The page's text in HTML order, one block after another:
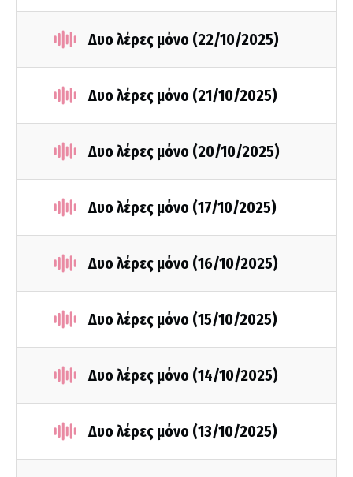
Δυο λέρες μόνο (22/10/2025)
Δυο λέρες μόνο (21/10/2025)
Δυο λέρες μόνο (20/10/2025)
Δυο λέρες μόνο (17/10/2025)
Δυο λέρες μόνο (16/10/2025)
Δυο λέρες μόνο (15/10/2025)
Δυο λέρες μόνο (14/10/2025)
Δυο λέρες μόνο (13/10/2025)